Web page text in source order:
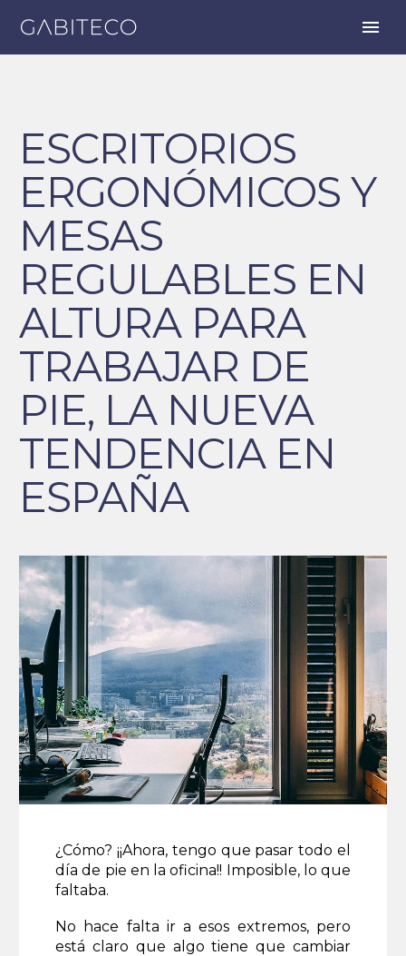
ESCRITORIOS
ERGONÓMICOS Y
MESAS
REGULABLES EN
ALTURA PARA
TRABAJAR DE
PIE, LA NUEVA
TENDENCIA EN
ESPAÑA
¿Cómo? ¡¡Ahora, tengo que pasar todo el
día de pie en la oficina!! Imposible, lo que
faltaba.
No hace falta ir a esos extremos, pero
está claro que algo tiene que cambiar